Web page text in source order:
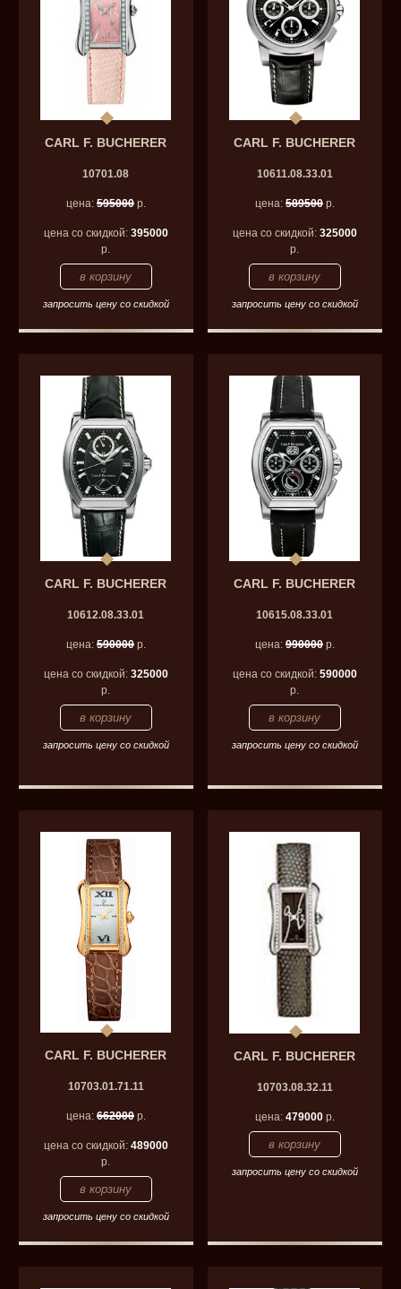
CARL F. BUCHERER
10701.08
цена: 595000р.
цена со скидкой: 395000
р.
запросить цену со скидкой
CARL F. BUCHERER
10611.08.33.01
цена: 589500р.
цена со скидкой: 325000
р.
запросить цену со скидкой
CARL F. BUCHERER
10612.08.33.01
цена: 590000р.
цена со скидкой: 325000
р.
запросить цену со скидкой
CARL F. BUCHERER
10615.08.33.01
цена: 990000р.
цена со скидкой: 590000
р.
запросить цену со скидкой
CARL F. BUCHERER
10703.01.71.11
цена: 662000р.
цена со скидкой: 489000
р.
запросить цену со скидкой
CARL F. BUCHERER
10703.08.32.11
цена: 479000р.
запросить цену со скидкой